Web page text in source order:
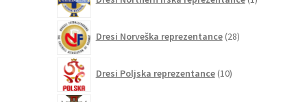
izdelek
Dresi Norveška reprezentance 28izdelkov
Dresi Poljska reprezentance 10izdelkov